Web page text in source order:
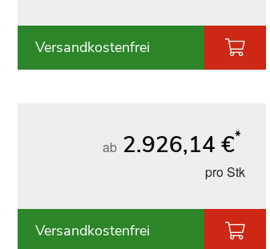
Versandkostenfrei
ab 2.926,14 €*
pro Stk
Versandkostenfrei